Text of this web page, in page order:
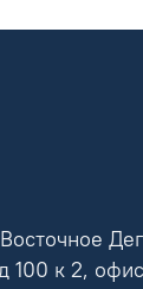
100 к 2,